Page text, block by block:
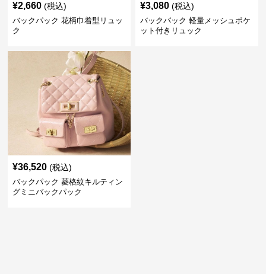
¥2,660 (税込)
バックパック 花柄巾着型リュッ
ク
¥3,080 (税込)
バックパック 軽量メッシュポケ
ット付きリュック
¥36,520 (税込)
バックパック 菱格紋キルティン
グミニバックパック